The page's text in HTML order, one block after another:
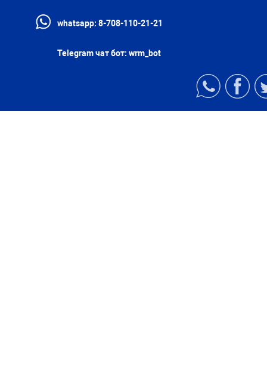
whatsapp: 8-708-110-21-21
Telegram чат бот: wrm_bot